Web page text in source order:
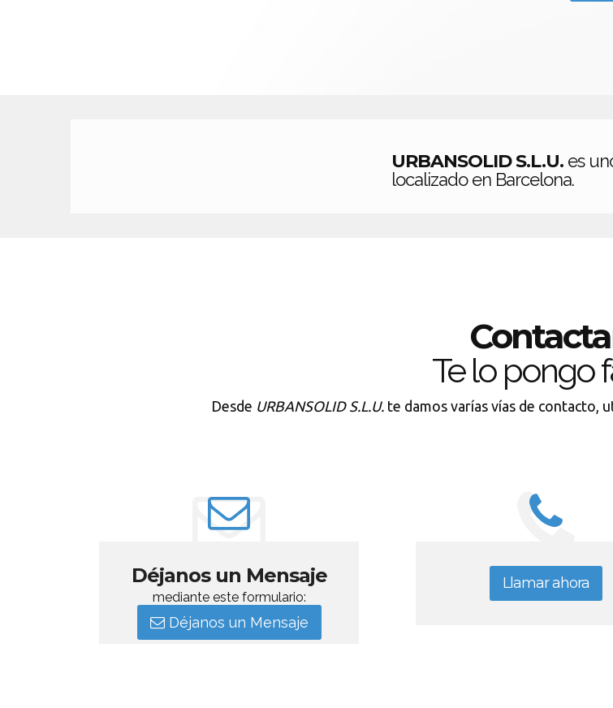
URBANSOLID S.L.U. es
localizado en Barcelona.
Te lo pongo
Desde URBANSOLID S.L.U. te damos varías vías de contacto,
Déjanos un Mensaje
mediante este formulario:
Déjanos un Mensaje
Llamar ahora